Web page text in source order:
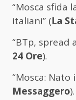
“Mosca sfida
italiani” (La
“BTp, spread
24 Ore).
“Mosca: Nato
Messaggero).